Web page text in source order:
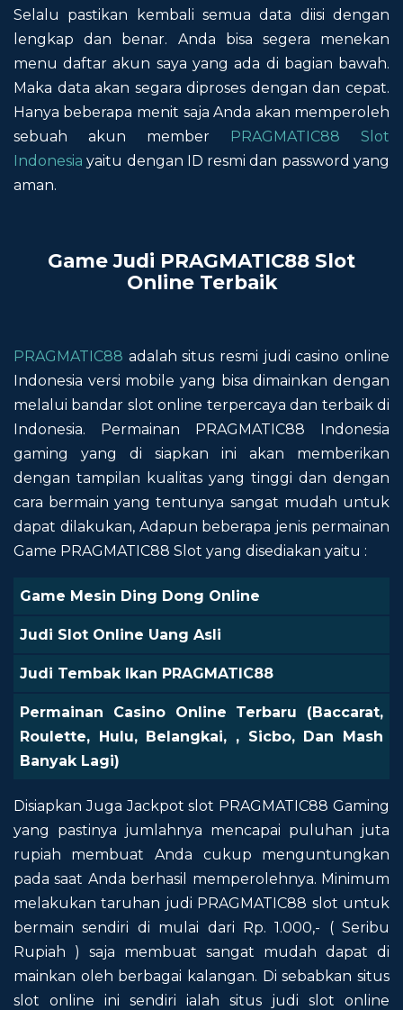
Selalu pastikan kembali semua data diisi dengan
lengkap dan benar. Anda bisa segera menekan
menu daftar akun saya yang ada di bagian bawah.
Maka data akan segara diproses dengan dan cepat.
Hanya beberapa menit saja Anda akan memperoleh
sebuah akun member
PRAGMATIC88 Slot
Indonesia yaitu dengan ID resmi dan password yang
aman.
Game Judi PRAGMATIC88 Slot
Online Terbaik
PRAGMATIC88 adalah situs resmi judi casino online
Indonesia versi mobile yang bisa dimainkan dengan
melalui bandar slot online terpercaya dan terbaik di
Indonesia. Permainan PRAGMATIC88 Indonesia
gaming yang di siapkan ini akan memberikan
dengan tampilan kualitas yang tinggi dan dengan
cara bermain yang tentunya sangat mudah untuk
dapat dilakukan, Adapun beberapa jenis permainan
Game PRAGMATIC88 Slot yang disediakan yaitu :
Game Mesin Ding Dong Online
Judi Slot Online Uang Asli
Judi Tembak Ikan PRAGMATIC88
Permainan Casino Online Terbaru (Baccarat,
Roulette, Hulu, Belangkai, , Sicbo, Dan Mash
Banyak Lagi)
Disiapkan Juga Jackpot slot PRAGMATIC88 Gaming
yang pastinya jumlahnya mencapai puluhan juta
rupiah membuat Anda cukup menguntungkan
pada saat Anda berhasil memperolehnya. Minimum
melakukan taruhan judi PRAGMATIC88 slot untuk
bermain sendiri di mulai dari Rp. 1.000,- ( Seribu
Rupiah ) saja membuat sangat mudah dapat di
mainkan oleh berbagai kalangan. Di sebabkan situs
slot online ini sendiri ialah situs judi slot online